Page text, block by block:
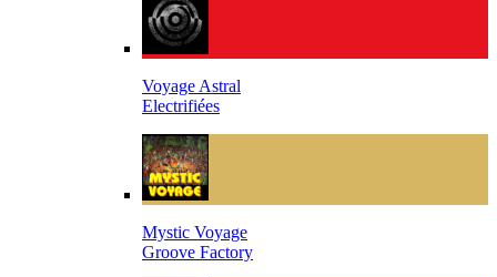
Voyage Astral
Electrifiées
Mystic Voyage
Groove Factory